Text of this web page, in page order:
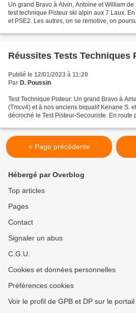
Un grand Bravo à Alvin, Antoine et William
test technique Pisteur ski alpin aux 7 Laux.
et PSE2. Les autres, on se remotive, on
Réussites Tests Techniques
Publié le 12/01/2023 à 11:20
Par D. Poussin
Test Technique Pisteur: Un grand Bravo à
(Tmcv4) et à nos anciens biqualif Kenane S.
décroché le Test Pisteur-Secouriste. En route
< Page précédente
Hébergé par Overblog
Top articles
Pages
Contact
Signaler un abus
C.G.U.
Cookies et données personnelles
Préférences cookies
Voir le profil de GPB et DP sur le